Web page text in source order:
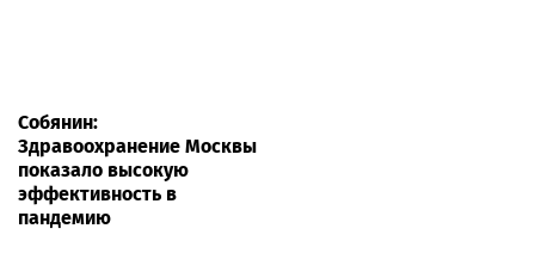
Собянин:
Здравоохранение Москвы
показало высокую
эффективность в
пандемию